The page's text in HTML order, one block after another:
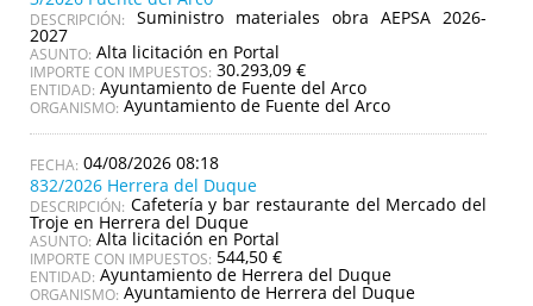
DESCRIPCIÓN: Suministro materiales obra AEPSA 2026-
2027
ASUNTO: Alta licitación en Portal
IMPORTE CON IMPUESTOS: 30.293,09 €
ENTIDAD: Ayuntamiento de Fuente del Arco
ORGANISMO: Ayuntamiento de Fuente del Arco
04/08/2026 08:18
832/2026 Herrera del Duque
DESCRIPCIÓN: Cafetería y bar restaurante del Mercado del
Troje en Herrera del Duque
ASUNTO: Alta licitación en Portal
IMPORTE CON IMPUESTOS: 544,50 €
ENTIDAD: Ayuntamiento de Herrera del Duque
ORGANISMO: Ayuntamiento de Herrera del Duque